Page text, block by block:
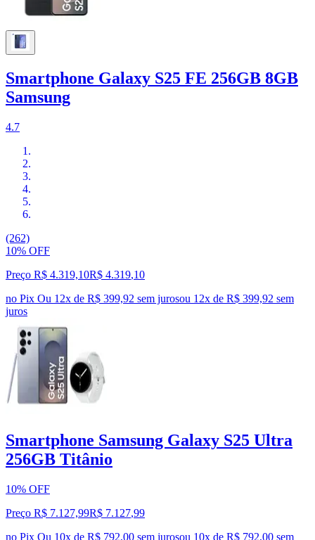
Smartphone Galaxy S25 FE 256GB 8GB
Samsung
4.7
(262)
10% OFF
Preço R$ 4.319,10R$ 4.319,10
no Pix Ou 12x de R$ 399,92 sem jurosou 12x de R$ 399,92 sem
juros
Smartphone Samsung Galaxy S25 Ultra
256GB Titânio
10% OFF
Preço R$ 7.127,99R$ 7.127,99
no Pix Ou 10x de R$ 792,00 sem jurosou 10x de R$ 792,00 sem